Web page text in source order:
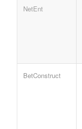
NetEnt
BetConstruct